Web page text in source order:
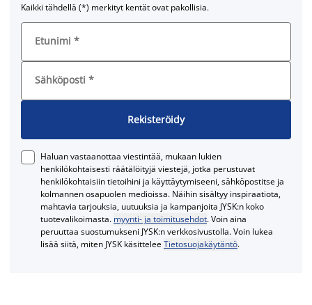
Kaikki tähdellä (*) merkityt kentät ovat pakollisia.
Etunimi *
Sähköposti *
Rekisteröidy
Haluan vastaanottaa viestintää, mukaan lukien
henkilökohtaisesti räätälöityjä viestejä, jotka perustuvat
henkilökohtaisiin tietoihini ja käyttäytymiseeni, sähköpostitse ja
kolmannen osapuolen medioissa. Näihin sisältyy inspiraatiota,
mahtavia tarjouksia, uutuuksia ja kampanjoita JYSK:n koko
tuotevalikoimasta. myynti- ja toimitusehdot. Voin aina
peruuttaa suostumukseni JYSK:n verkkosivustolla. Voin lukea
lisää siitä, miten JYSK käsitteleeTietosuojakäytäntö.